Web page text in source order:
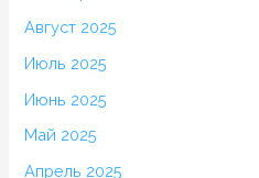
Август 2025
Июль 2025
Июнь 2025
Май 2025
Апрель 2025